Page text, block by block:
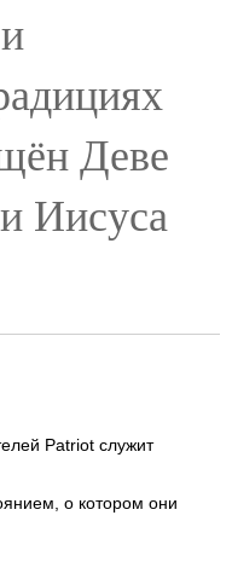
Деве
Иисуса
Patriot служит
о котором они